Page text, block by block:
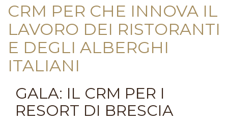
CRM PER CHE INNOVA IL
LAVORO DEI RISTORANTI
E DEGLI ALBERGHI
ITALIANI
GALA: IL CRM PER I
RESORT DI BRESCIA